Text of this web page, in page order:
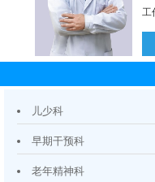
儿少科
早期干预科
老年精神科